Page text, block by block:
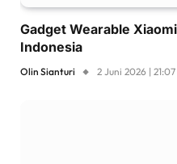
Gadget Wearable
Indonesia
Olin Sianturi 2 Juni 2026 | 21:07